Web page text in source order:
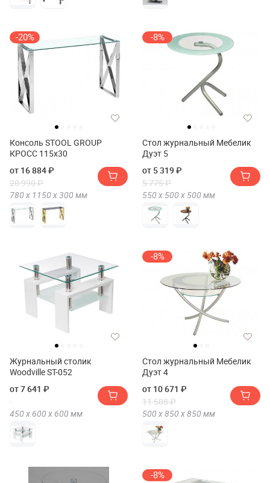
-20%
Консоль STOOL GROUP
КРОСС 115х30
от 16 884 ₽
20 990 ₽
780 х 1150 х300 мм
-8%
Стол журнальный Мебелик
Дуэт 5
от 5 319 ₽
5 775 ₽
550 х 500 х 500 мм
Журнальный столик
Woodville ST-052
от 7 641 ₽
450 х 600 х 600 мм
-8%
Стол журнальный Мебелик
Дуэт 4
от 10 671 ₽
11 588 ₽
500 х850 х850 мм
-8%